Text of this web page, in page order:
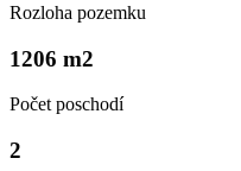
Rozloha pozemku
1206 m2
Počet poschodí
2